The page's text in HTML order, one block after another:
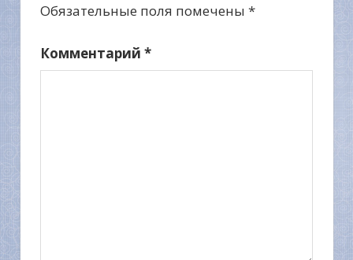
Обязательные поля помечены *
Комментарий *